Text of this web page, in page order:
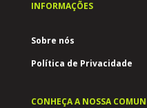
INFORMAÇÕES